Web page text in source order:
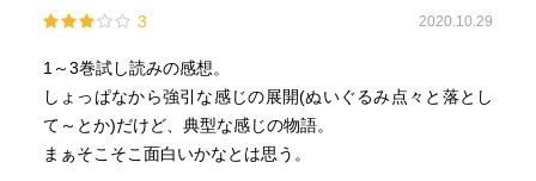
3 2020.10.29
1～3巻試し読みの感想。
しょっぱなから強引な感じの展開(ぬいぐるみ点々と落とし
て～とか)だけど、典型な感じの物語。
まぁそこそこ面白いかなとは思う。